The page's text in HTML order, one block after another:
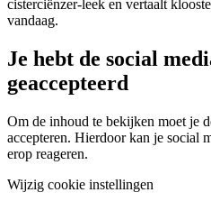
cisterciënzer-leek en vertaalt
vandaag.
Je hebt de social
geaccepteerd
Om de inhoud te bekijken moet je
accepteren. Hierdoor kan je social
erop reageren.
Wijzig cookie instellingen